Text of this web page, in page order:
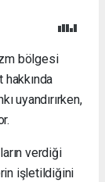
bölgesi
uyandırırken,
verdiği
işletildiğini